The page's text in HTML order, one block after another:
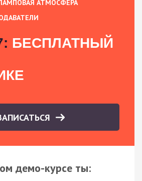
АТМОСФЕРА
БЕСПЛАТНЫЙ
демо-курсе ты: